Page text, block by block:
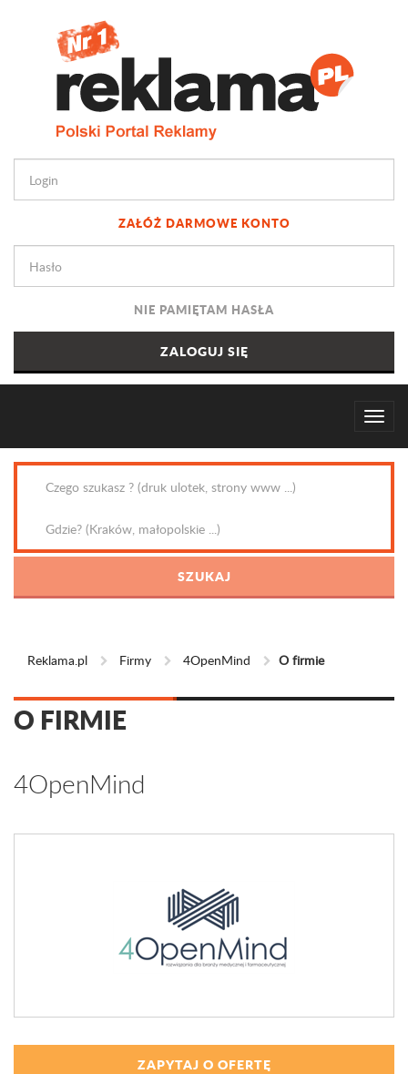
ZAŁÓŻ DARMOWE KONTO
NIE PAMIĘTAM HASŁA
Reklama.pl Firmy 4OpenMind O firmie
O FIRMIE
4OpenMind
ZAPYTAJ O OFERTĘ